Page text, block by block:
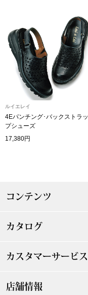
セイコー〉マウリッツハ
ランド
集
ルイエレイ
4Eパンチング･バックストラッ
プシューズ
17,380円
コンテンツ
カタログ
カスタマーサービス
店舗情報